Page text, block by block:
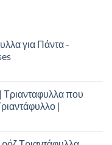
για Πάντα -
Τριανταφυλλα που
|